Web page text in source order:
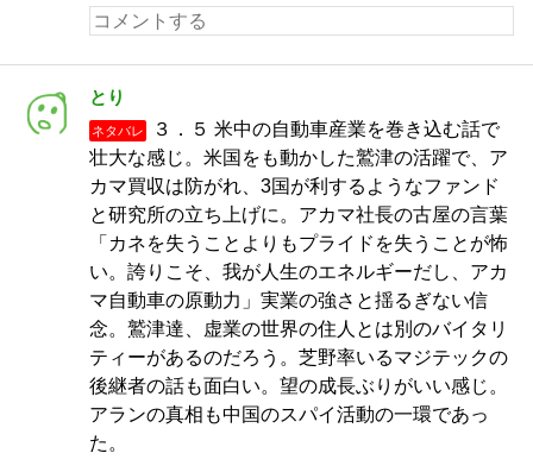
とり
ネタバレ
３．５ 米中の自動車産業を巻き込む話で
壮大な感じ。米国をも動かした鷲津の活躍で、ア
カマ買収は防がれ、3国が利するようなファンド
と研究所の立ち上げに。アカマ社長の古屋の言葉
「カネを失うことよりもプライドを失うことが怖
い。誇りこそ、我が人生のエネルギーだし、アカ
マ自動車の原動力」実業の強さと揺るぎない信
念。鷲津達、虚業の世界の住人とは別のバイタリ
ティーがあるのだろう。芝野率いるマジテックの
後継者の話も面白い。望の成長ぶりがいい感じ。
アランの真相も中国のスパイ活動の一環であっ
た。